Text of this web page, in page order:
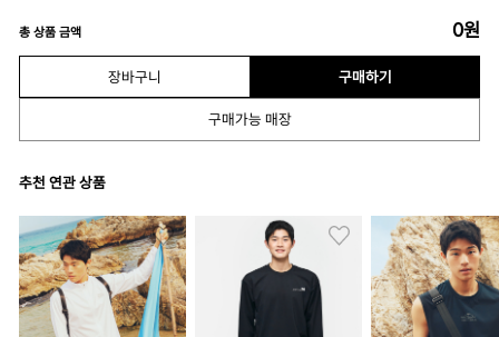
총 상품 금액 0원
장바구니 구매하기
구매가능 매장
추천 연관 상품